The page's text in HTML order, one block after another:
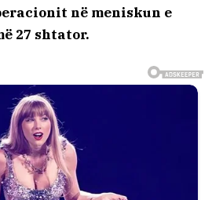
në meniskun e
27 shtator.